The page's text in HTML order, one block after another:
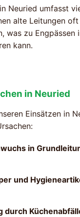
Neuried umfasst
alte Leitungen
was zu Engpässen
kann.
in Neuried
Einsätzen in
in
und
durch